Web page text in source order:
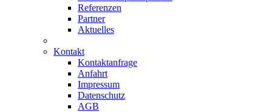
Referenzen
Partner
Aktuelles
Kontakt
Kontaktanfrage
Anfahrt
Impressum
Datenschutz
AGB